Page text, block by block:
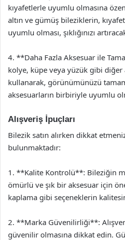
kıyafetlerle uyumlu olmasına
altın ve gümüş bileziklerin,
uyumlu olması, şıklığınızı
4. **Daha Fazla Aksesuar ile
kolye, küpe veya yüzük gibi
kullanarak, görünümünüzü
aksesuarların birbiriyle uyumlu
Alışveriş İpuçları
Bilezik satın alırken dikkat
bulunmaktadır:
1. **Kalite Kontrolü**: Bileziğin
ömürlü ve şık bir aksesuar için
kaplama gibi seçeneklerin
2. **Marka Güvenilirliği**:
güvenilir olmasına dikkat edin.